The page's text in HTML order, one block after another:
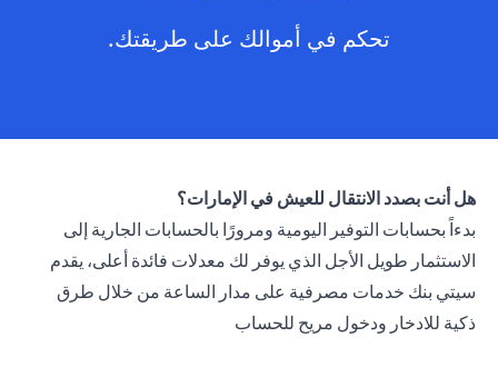
تحكم في أموالك على طريقتك.
هل أنت بصدد الانتقال للعيش في الإمارات؟
بدءاً بحسابات التوفير اليومية ومرورًا بالحسابات الجارية إلى
الاستثمار طويل الأجل الذي يوفر لك معدلات فائدة أعلى، يقدم
سيتي بنك خدمات مصرفية على مدار الساعة من خلال طرق
ذكية للادخار ودخول مريح للحساب